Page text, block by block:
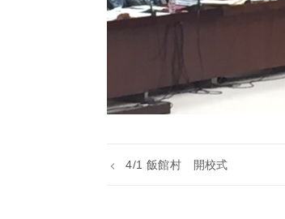
4/1 飯館村 開校式